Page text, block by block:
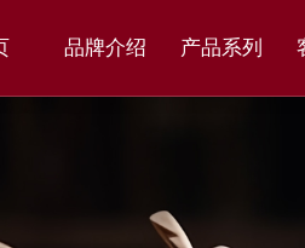
品牌介绍 产品系列